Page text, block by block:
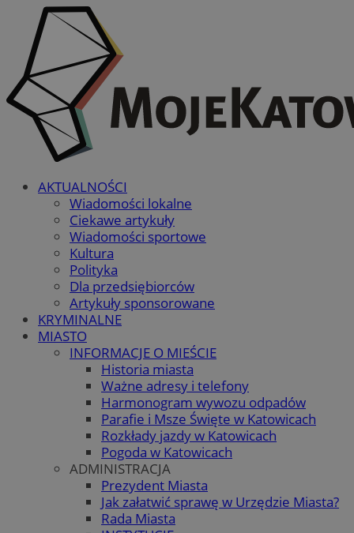
AKTUALNOŚCI
Wiadomości lokalne
Ciekawe artykuły
Wiadomości sportowe
Kultura
Polityka
Dla przedsiębiorców
Artykuły sponsorowane
KRYMINALNE
MIASTO
INFORMACJE O MIEŚCIE
Historia miasta
Ważne adresy i telefony
Harmonogram wywozu odpadów
Parafie i Msze Święte w Katowicach
Rozkłady jazdy w Katowicach
Pogoda w Katowicach
ADMINISTRACJA
Prezydent Miasta
Jak załatwić sprawę w Urzędzie Miasta?
Rada Miasta